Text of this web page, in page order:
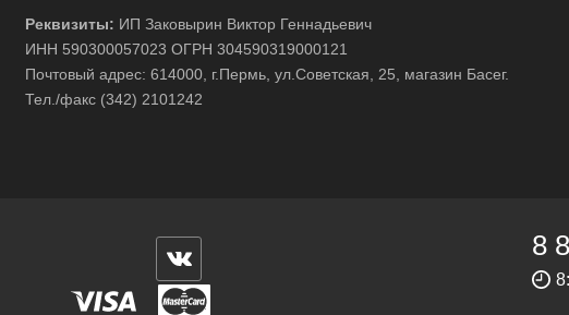
Реквизиты: ИП Заковырин Виктор Геннадьевич
ИНН 590300057023 ОГРН 304590319000121
Почтовый адрес: 614000, г.Пермь, ул.Советская, 25, магазин Басег.
Тел./факс (342) 2101242
8